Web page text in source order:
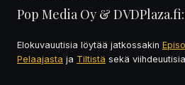
Pop Media Oy &
Elokuvauutisia löytää jatkossakin
Pelaajasta ja Tiltistä sekä viihdeuutisia